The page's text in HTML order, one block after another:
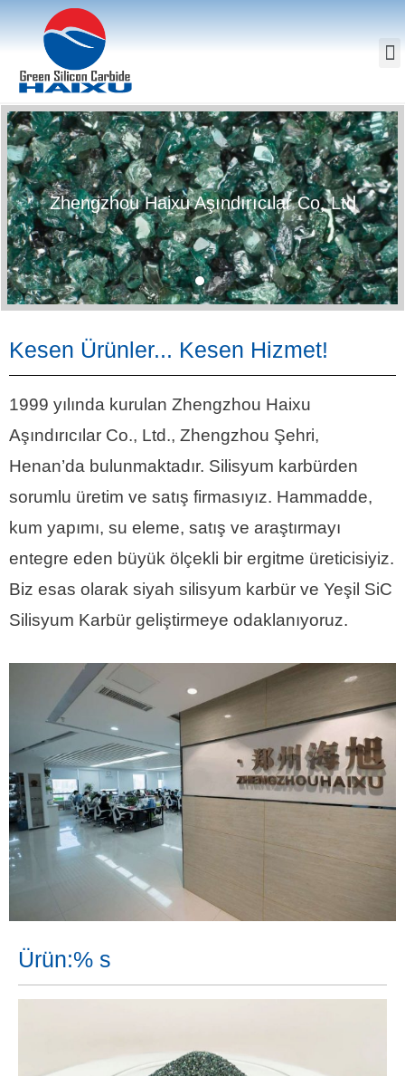
Zhengzhou Haixu Aşındırıcılar Co, Ltd
Kesen Ürünler... Kesen Hizmet!
1999 yılında kurulan Zhengzhou Haixu
Aşındırıcılar Co., Ltd., Zhengzhou Şehri,
Henan’da bulunmaktadır. Silisyum karbürden
sorumlu üretim ve satış firmasıyız. Hammadde,
kum yapımı, su eleme, satış ve araştırmayı
entegre eden büyük ölçekli bir ergitme üreticisiyiz.
Biz esas olarak siyah silisyum karbür ve Yeşil SiC
Silisyum Karbür geliştirmeye odaklanıyoruz.
Ürün:% s